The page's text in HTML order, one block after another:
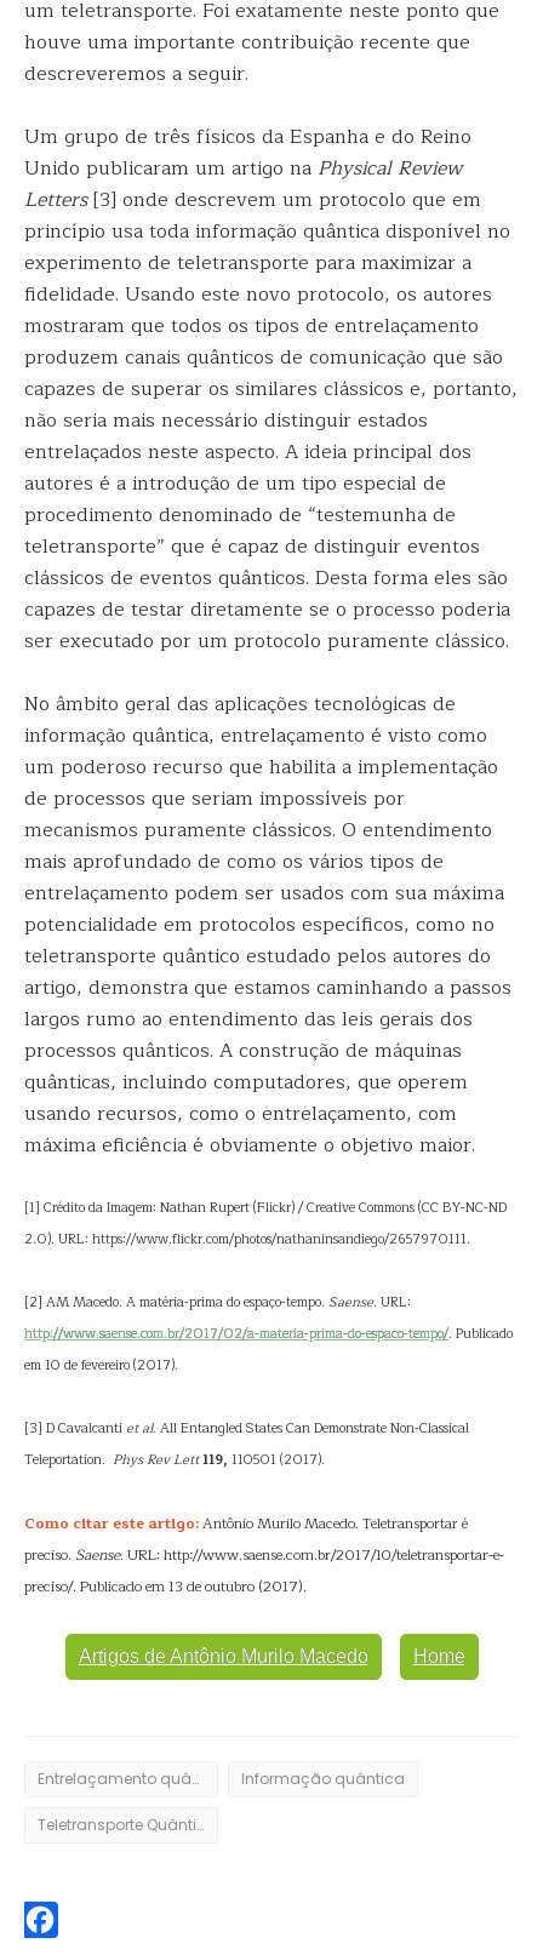
um teletransporte. Foi exatamente neste ponto que
houve uma importante contribuição recente que
descreveremos a seguir.
Um grupo de três físicos da Espanha e do Reino
Unido publicaram um artigo na Physical Review
Letters[3] onde descrevem um protocolo que em
princípio usa toda informação quântica disponível no
experimento de teletransporte para maximizar a
fidelidade. Usando este novo protocolo, os autores
mostraram que todos os tipos de entrelaçamento
produzem canais quânticos de comunicação que são
capazes de superar os similares clássicos e, portanto,
não seria mais necessário distinguir estados
entrelaçados neste aspecto. A ideia principal dos
autores é a introdução de um tipo especial de
procedimento denominado de “testemunha de
teletransporte” que é capaz de distinguir eventos
clássicos de eventos quânticos. Desta forma eles são
capazes de testar diretamente se o processo poderia
ser executado por um protocolo puramente clássico.
No âmbito geral das aplicações tecnológicas de
informação quântica, entrelaçamento é visto como
um poderoso recurso que habilita a implementação
de processos que seriam impossíveis por
mecanismos puramente clássicos. O entendimento
mais aprofundado de como os vários tipos de
entrelaçamento podem ser usados com sua máxima
potencialidade em protocolos específicos, como no
teletransporte quântico estudado pelos autores do
artigo, demonstra que estamos caminhando a passos
largos rumo ao entendimento das leis gerais dos
processos quânticos. A construção de máquinas
quânticas, incluindo computadores, que operem
usando recursos, como o entrelaçamento, com
máxima eficiência é obviamente o objetivo maior.
[1] Crédito da Imagem: Nathan Rupert (Flickr) / Creative Commons (CC BY-NC-ND
2.0). URL: https://www.flickr.com/photos/nathaninsandiego/2657970111.
[2] AM Macedo. A matéria-prima do espaço-tempo. Saense. URL:
http://www.saense.com.br/2017/02/a-materia-prima-do-espaco-tempo/. Publicado
em 10 de fevereiro (2017).
[3] D Cavalcanti et al. All Entangled States Can Demonstrate Non-Classical
Teleportation. PhysRev Lett119, 110501 (2017).
Como citar este artigo:Antônio Murilo Macedo. Teletransportar é
preciso. Saense. URL: http://www.saense.com.br/2017/10/teletransportar-e-
preciso/. Publicado em 13 de outubro (2017).
Artigos de Antônio Murilo Macedo Home
Entrelaçamento quântico Informação quântica
Teletransporte Quântico